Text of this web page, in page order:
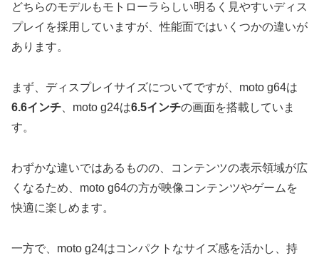
どちらのモデルもモトローラらしい明るく見やすいディス
プレイを採用していますが、性能面ではいくつかの違いが
あります。
まず、ディスプレイサイズについてですが、moto g64は
6.6インチ 、moto g24は6.5インチの画面を搭載していま
す。
わずかな違いではあるものの、コンテンツの表示領域が広
くなるため、moto g64の方が映像コンテンツやゲームを
快適に楽しめます。
一方で、moto g24はコンパクトなサイズ感を活かし、持